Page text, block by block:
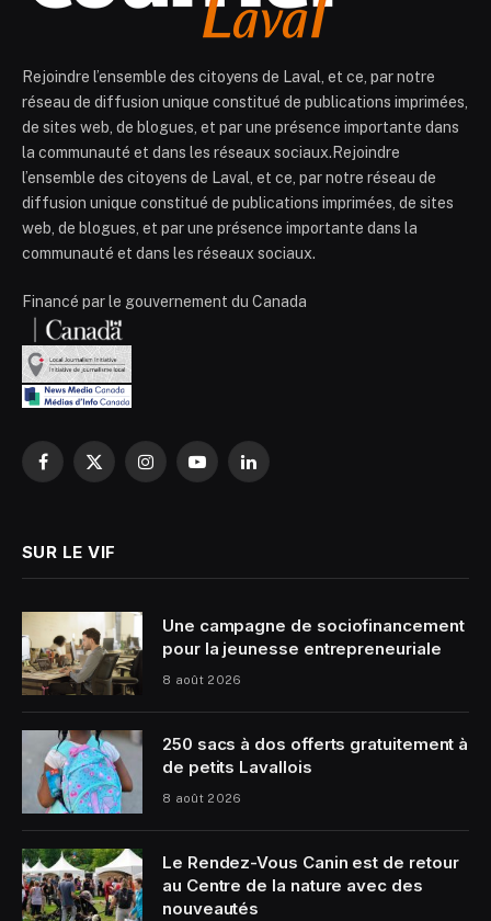
Rejoindre l’ensemble des citoyens de Laval, et ce, par notre
réseau de diffusion unique constitué de publications imprimées,
de sites web, de blogues, et par une présence importante dans
la communauté et dans les réseaux sociaux.Rejoindre
l’ensemble des citoyens de Laval, et ce, par notre réseau de
diffusion unique constitué de publications imprimées, de sites
web, de blogues, et par une présence importante dans la
communauté et dans les réseaux sociaux.
Financé par le gouvernement du Canada
Facebook
X
InstagramYouTubeLinkedIn
SUR LE VIF
Une campagne de sociofinancement
pour la jeunesse entrepreneuriale
8 août 2026
250 sacs à dos offerts gratuitement à
de petits Lavallois
8 août 2026
Le Rendez-Vous Canin est de retour
au Centre de la nature avec des
nouveautés